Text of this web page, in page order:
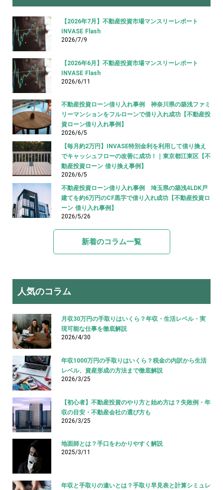
【2026年7月】不動産投資市場マンスリーレポート
INVASE Flash
2026/7/9
【2026年6月】不動産投資市場マンスリーレポート
INVASE Flash
2026/6/11
不動産投資ローン借り入れ事例 神奈川県の築浅ファミ
リーマンションをフルローンで借り入れ成功【不動産投
資ローン借り入れ事例】
2026/6/5
【毎月約2万円】INVASE特別金利を利用して借り換え
でキャッシュフローの改善に成功！｜東京都江東区【不
動産投資ローン 借り換え事例】
2026/6/5
不動産投資ローン借り入れ事例 埼玉県の築浅4LDK戸
建てを約6万円のCF黒字で借り入れ成功【不動産投資ロ
ーン 借り入れ事例】
2026/5/26
新着のコラム一覧
人気のコラム
月収30万円の手取りはいくら？年収・生活レベル・実
現可能な仕事を徹底解説
2026/4/30
年収1000万円の手取りはいくら？税金の内訳から生活
レベル、資産形成の方法まで徹底解説
2026/3/25
【初心者】不動産投資のやり方と始め方は？失敗例・年
収の目安・不動産会社の選び方も
2026/3/25
地面師とは？手口をわかりやすく解説
2025/3/11
年収と手取りの違いとは？手取り早見表と計算シミュレ